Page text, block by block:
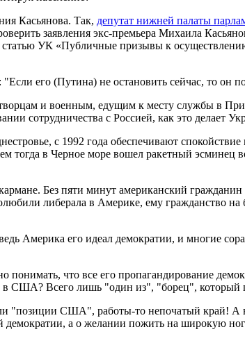
Касьянова. Так, депутат нижней палаты
заявления экс-премьера Михаила
УК «Публичные призывы к
: "Если его (Путина) не остановить сейчас, то
и военным, едущим к месту службы в
сотрудничества с Россией, как это делает
с 1992 года обеспечивают
тогда в Черное море вошел ракетный
Без пяти минут американский
либерала в Америке, ему гражданство на
Америка его идеал демократии, и многие
что все его пропагандирование
США? Всего лишь "один из", "борец", который
"позиции США", работы-то непочатый край! А
а о желании пожить на широкую